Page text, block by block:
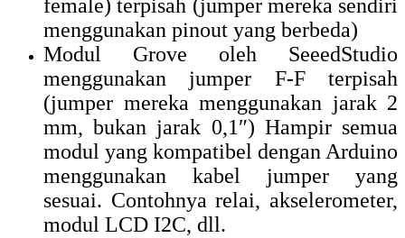
female) terpisah (jumper mereka sendiri
menggunakan pinout yang berbeda)
Modul Grove oleh SeeedStudio
menggunakan jumper F-F terpisah
(jumper mereka menggunakan jarak 2
mm, bukan jarak 0,1″) Hampir semua
modul yang kompatibel dengan Arduino
menggunakan kabel jumper yang
sesuai. Contohnya relai, akselerometer,
modul LCD I2C, dll.